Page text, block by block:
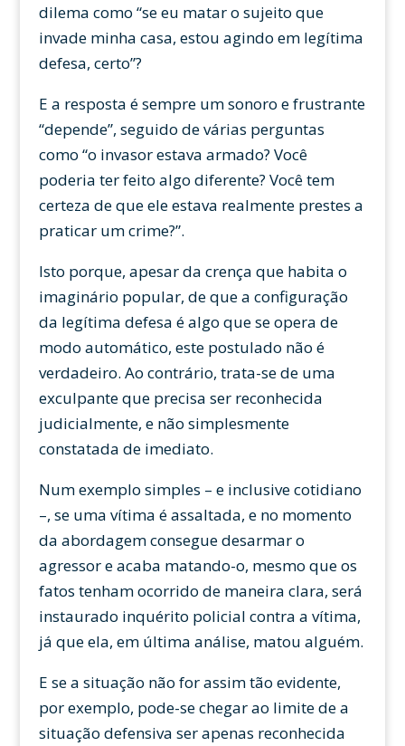
dilema como “se eu matar o sujeito que
invade minha casa, estou agindo em legítima
defesa, certo”?
E a resposta é sempre um sonoro e frustrante
“depende”, seguido de várias perguntas
como “o invasor estava armado? Você
poderia ter feito algo diferente? Você tem
certeza de que ele estava realmente prestes a
praticar um crime?”.
Isto porque, apesar da crença que habita o
imaginário popular, de que a configuração
da legítima defesa é algo que se opera de
modo automático, este postulado não é
verdadeiro. Ao contrário, trata-se de uma
exculpante que precisa ser reconhecida
judicialmente, e não simplesmente
constatada de imediato.
Num exemplo simples – e inclusive cotidiano
–, se uma vítima é assaltada, e no momento
da abordagem consegue desarmar o
agressor e acaba matando-o, mesmo que os
fatos tenham ocorrido de maneira clara, será
instaurado inquérito policial contra a vítima,
já que ela, em última análise, matou alguém.
E se a situação não for assim tão evidente,
por exemplo, pode-se chegar ao limite de a
situação defensiva ser apenas reconhecida